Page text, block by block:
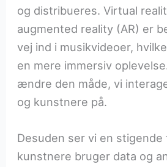
og distribueres. Virtual
augmented reality (AR) er
vej ind i musikvideoer,
en mere immersiv
ændre den måde, vi
og kunstnere på.
Desuden ser vi en
kunstnere bruger data og